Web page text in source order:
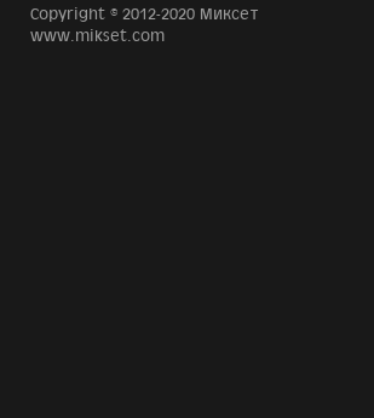
Copyright © 2012-2020 Миксет
www.mikset.com